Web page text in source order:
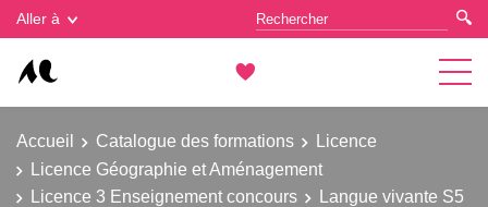
Aller à
Accueil Catalogue des formations
Licence
Licence Géographie et Aménagement
Licence 3 Enseignement concours
Langue vivante S5
Gestion des cookies